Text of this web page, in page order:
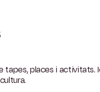
tapes, places i activitats.